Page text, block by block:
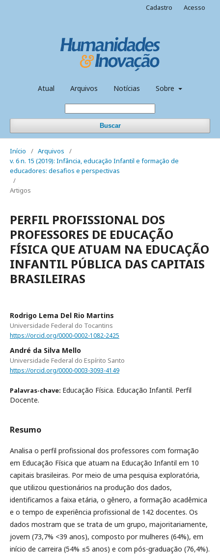
Atual Arquivos Notícias Sobre
Buscar
Cadastro Acesso
Início / Arquivos
/
v. 6 n. 15 (2019): Infância, educação Infantil e formação de
educadores: desafios e perspectivas
/
Artigos
PERFIL PROFISSIONAL DOS
PROFESSORES DE EDUCAÇÃO
FÍSICA QUE ATUAM NA EDUCAÇÃO
INFANTIL PÚBLICA DAS CAPITAIS
BRASILEIRAS
Rodrigo Lema Del Rio Martins
Universidade Federal do Tocantins
https://orcid.org/0000-0002-1082-2425
André da Silva Mello
Universidade Federal do Espírito Santo
https://orcid.org/0000-0003-3093-4149
Palavras-chave: Educação Física. Educação Infantil. Perfil
Docente.
Resumo
Analisa o perfil profissional dos professores com formação
em Educação Física que atuam na Educação Infantil em 10
capitais brasileiras. Por meio de uma pesquisa exploratória,
que utilizou questionários na produção dos dados,
identificamos a faixa etária, o gênero, a formação acadêmica
e o tempo de experiência profissional de 142 docentes. Os
dados mostram que se trata de um grupo, majoritariamente,
jovem (73,7% <39 anos), composto por mulheres (64%), em
início de carreira (54% ≤5 anos) e com pós-graduação (76,4%).